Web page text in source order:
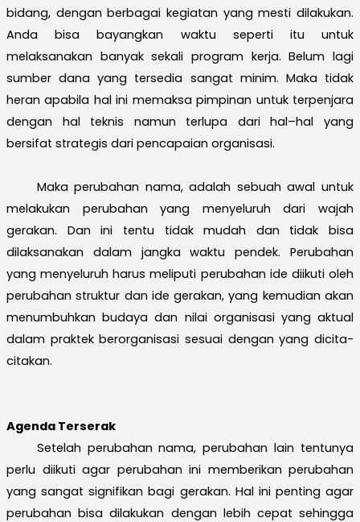
bidang, dengan berbagai kegiatan yang mesti dilakukan.
Anda bisa bayangkan waktu seperti itu untuk
melaksanakan banyak sekali program kerja. Belum lagi
sumber dana yang tersedia sangat minim. Maka tidak
heran apabila hal ini memaksa pimpinan untuk terpenjara
dengan hal teknis namun terlupa dari hal–hal yang
bersifat strategis dari pencapaian organisasi.
Maka perubahan nama, adalah sebuah awal untuk
melakukan perubahan yang menyeluruh dari wajah
gerakan. Dan ini tentu tidak mudah dan tidak bisa
dilaksanakan dalam jangka waktu pendek. Perubahan
yang menyeluruh harus meliputi perubahan ide diikuti oleh
perubahan struktur dan ide gerakan, yang kemudian akan
menumbuhkan budaya dan nilai organisasi yang aktual
dalam praktek berorganisasi sesuai dengan yang dicita-
citakan.
Agenda Terserak
Setelah perubahan nama, perubahan lain tentunya
perlu diikuti agar perubahan ini memberikan perubahan
yang sangat signifikan bagi gerakan. Hal ini penting agar
perubahan bisa dilakukan dengan lebih cepat sehingga